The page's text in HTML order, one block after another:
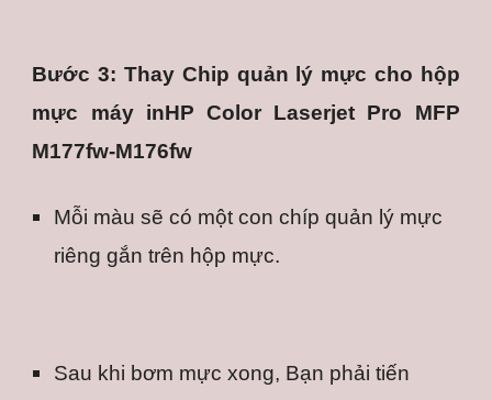
Bước 3: Thay Chip quản lý mực cho hộp
mực máy inHP Color Laserjet Pro MFP
M177fw-M176fw
Mỗi màu sẽ có một con chíp quản lý mực
riêng gắn trên hộp mực.
Sau khi bơm mực xong, Bạn phải tiến